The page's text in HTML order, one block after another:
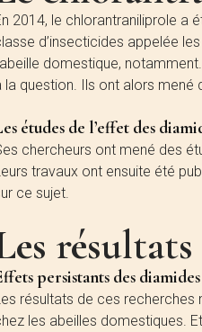
2014, le chlorantraniliprole a
d’insecticides appelée
domestique,
la question. Ils ont alors mené
études de l’effet des
chercheurs ont mené des
travaux ont ensuite été
ce sujet.
persistants des
résultats de ces
les abeilles domestiques.